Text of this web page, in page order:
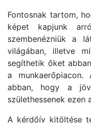
Fontosnak tartom,
képet kapjunk
szembenézniük a
világában, illetve
segíthetik őket
a
abban, hogy a
születhessenek ezen
A kérdőív kitöltése